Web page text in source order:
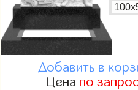
Добавить в
Цена по